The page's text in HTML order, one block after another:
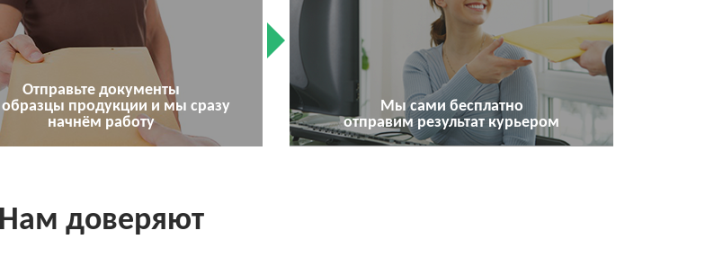
Отправьте документы
образцы продукции и мы сразу
начнём работу
Мы сами бесплатно
отправим результат курьером
Нам доверяют